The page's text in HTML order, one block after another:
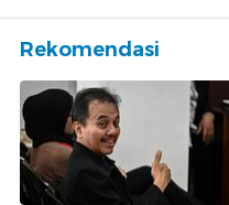
Rekomendasi